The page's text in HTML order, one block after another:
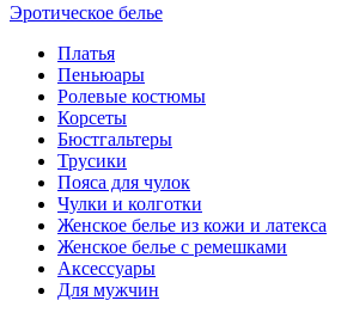
Эротическое белье
Платья
Пеньюары
Ролевые костюмы
Корсеты
Бюстгальтеры
Трусики
Пояса для чулок
Чулки и колготки
Женское белье из кожи и латекса
Женское белье с ремешками
Аксессуары
Для мужчин